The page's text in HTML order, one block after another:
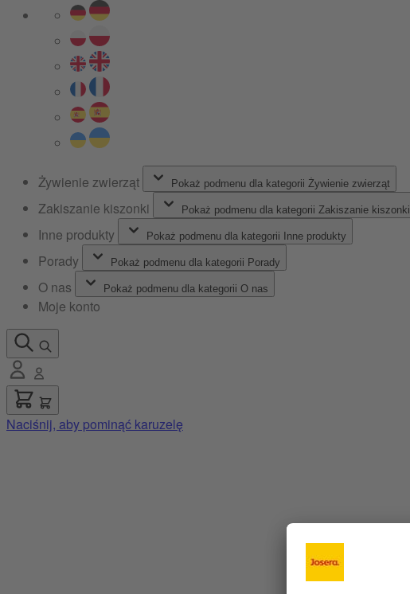
Żywienie zwierząt Pokaż podmenu dla kategorii Żywienie zwierząt
Zakiszanie kiszonki Pokaż podmenu dla kategorii Zakiszanie kiszonki
Inne produkty Pokaż podmenu dla kategorii Inne produkty
Porady Pokaż podmenu dla kategorii Porady
O nas Pokaż podmenu dla kategorii O nas
Moje konto
Naciśnij, aby pominąć karuzelę